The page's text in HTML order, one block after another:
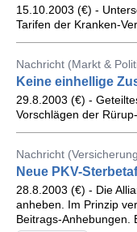
15.10.2003 (€) -
Tarifen der Kranken-
Nachricht (Markt &
Keine einhellige
29.8.2003 (€) -
Vorschlägen der
Nachricht
Neue PKV-
28.8.2003 (€) - Die
anheben. Im Prinzip
Beitrags-Anhebungen.